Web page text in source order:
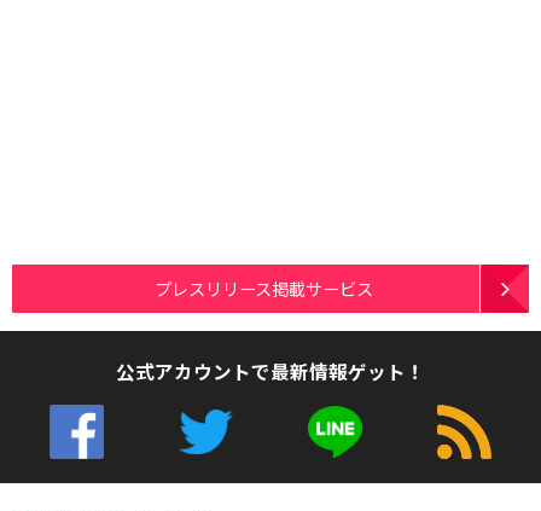
プレスリリース掲載サービス
公式アカウントで最新情報ゲット！